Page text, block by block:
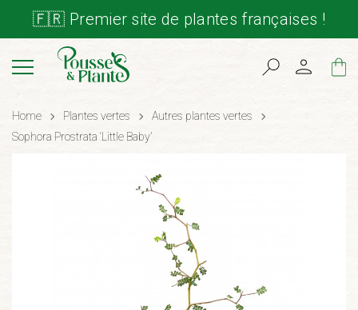
🇫🇷 Premier site de plantes françaises !
Cart
Home Plantes vertes
Autres plantes vertes
Sophora Prostrata ‘Little Baby’